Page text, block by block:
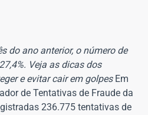
do ano anterior, o número de
Veja as dicas dos
e evitar cair em golpesEm
de Tentativas de Fraude da
236.775 tentativas de